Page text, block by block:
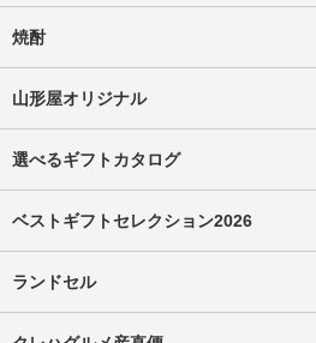
焼酎
山形屋オリジナル
選べるギフトカタログ
ベストギフトセレクション2026
ランドセル